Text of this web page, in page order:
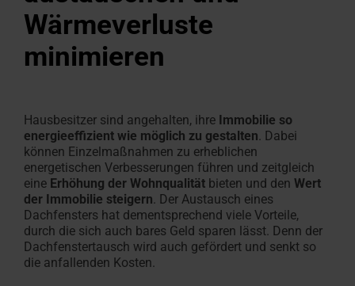
anfordern
für Profis
Handwerker in der
fenster
Zubehör und Anschlussprodukte
Sonnenschutz & Rollos
finden
Maßtreppen-
Kundendienst
anfragen
Campus
Seminare
Karriere
bei
Roto
Handwerker in der Nähe finden
Roto macht's möglich!
Roto Förderauskunft für
für Profis
Download-Bereich
Techn. Daten, Preislisten,
Broschüren & mehr
Tools & Konfiguratoren
Wärmeverluste
minimieren
Hausbesitzer sind angehalten, ihre Immobilie so
energieeffizient wie möglich zu gestalten. Dabei
können Einzelmaßnahmen zu erheblichen
energetischen Verbesserungen führen und zeitgleich
eine Erhöhung der Wohnqualität bieten und den Wert
der Immobilie steigern. Der Austausch eines
Dachfensters hat dementsprechend viele Vorteile,
durch die sich auch bares Geld sparen lässt. Denn der
Dachfenstertausch wird auch gefördert und senkt so
die anfallenden Kosten.